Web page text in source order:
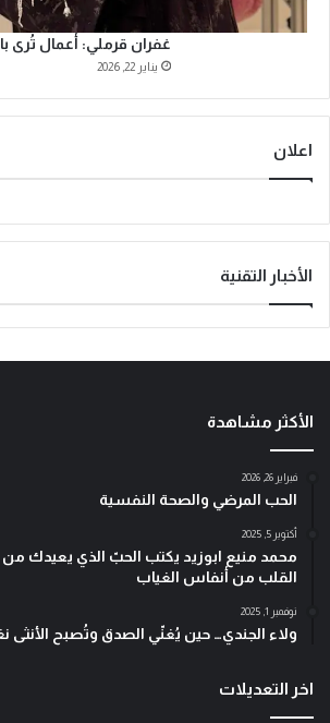
غفران قرملي: أعمال تُرى
يناير 22, 2026
اعلان
الأخبار التقنية
الأكثر مشاهدة
فبراير 26, 2026
الحب المرضي والصحة النفسية
أكتوبر 5, 2025
محمد منيع ابوزيد يكتب الحبّ الذي يعيدك من
القلب من أنفاس الغياب
نوفمبر 1, 2025
ولاء الجندي… حين يُغنّي الصدق وتُصبح
اخر التعديلات